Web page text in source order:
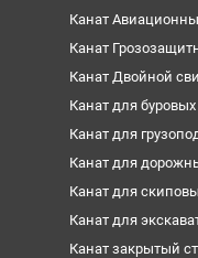
Канат
Канат
Канат Двойной
Канат для буровых
Канат для
Канат для
Канат для
Канат для
Канат закрытый